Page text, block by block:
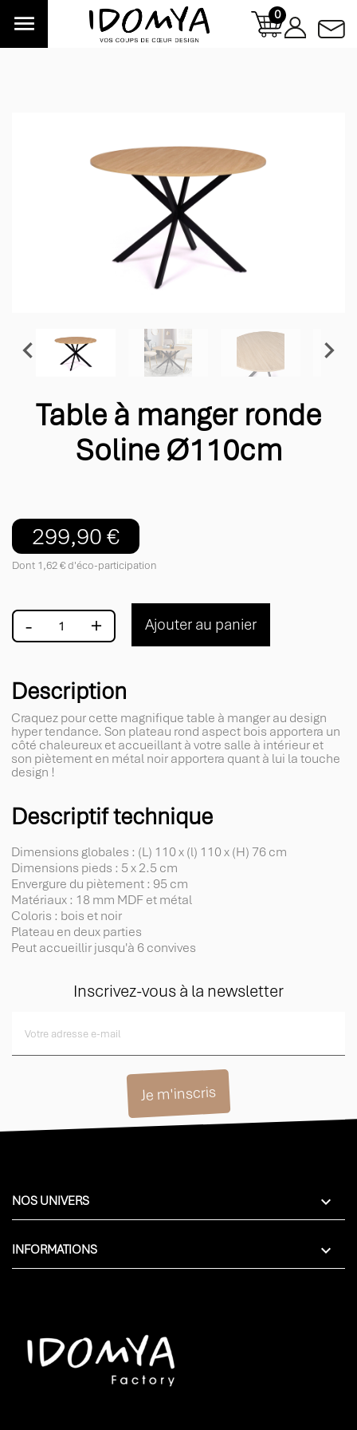
 0
 
Table à manger ronde
Soline Ø110cm
299,90 €
Dont 1,62 € d'éco-participation
- + Ajouter au panier
Description
Craquez pour cette magnifique table à manger au design
hyper tendance. Son plateau rond aspect bois apportera un
côté chaleureux et accueillant à votre salle à intérieur et
son piètement en métal noir apportera quant à lui la touche
design !
Descriptif technique
Dimensions globales : (L) 110 x (l) 110 x (H) 76 cm
Dimensions pieds : 5 x 2.5 cm
Envergure du piètement : 95 cm
Matériaux : 18 mm MDF et métal
Coloris : bois et noir
Plateau en deux parties
Peut accueillir jusqu'à 6 convives
Inscrivez-vous à la newsletter
NOS UNIVERS 
INFORMATIONS 